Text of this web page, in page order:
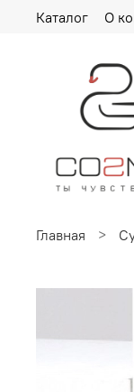
Каталог О
Главная